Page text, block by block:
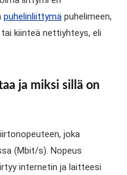
puhelinliittymä puhelimeen,
kiinteä nettiyhteys, eli
ja miksi sillä on
joka
(Mbit/s). Nopeus
internetin ja laitteesi